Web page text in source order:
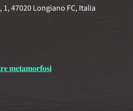
47020 Longiano FC, Italia
𝐦𝐞𝐭𝐚𝐦𝐨𝐫𝐟𝐨𝐬𝐢